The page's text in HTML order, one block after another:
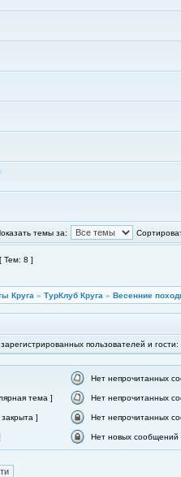
темы за:
[ Тем: 8 ]
Круга » ТурКлуб Круга » Весенние
пользователей и гости:
Нет непрочитанных
тема ] Нет непрочитанных
] Нет непрочитанных
Нет новых сообщений